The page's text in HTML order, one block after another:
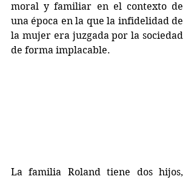
moral y familiar en el contexto de
una época en la que la infidelidad de
la mujer era juzgada por la sociedad
de forma implacable.
La familia Roland tiene dos hijos,